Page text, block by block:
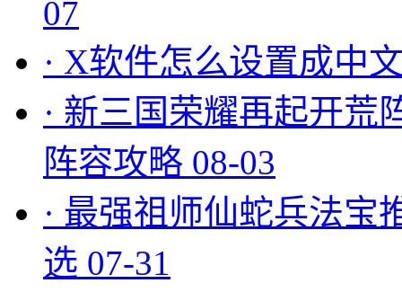
07
· X软件怎么设置成中
· 新三国荣耀再起开荒
阵容攻略 08-03
· 最强祖师仙蛇兵法宝
选 07-31